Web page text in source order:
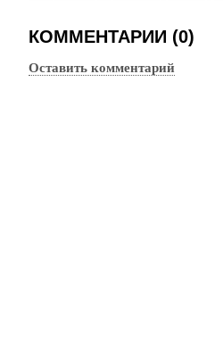
КОММЕНТАРИИ (0)
Оставить комментарий